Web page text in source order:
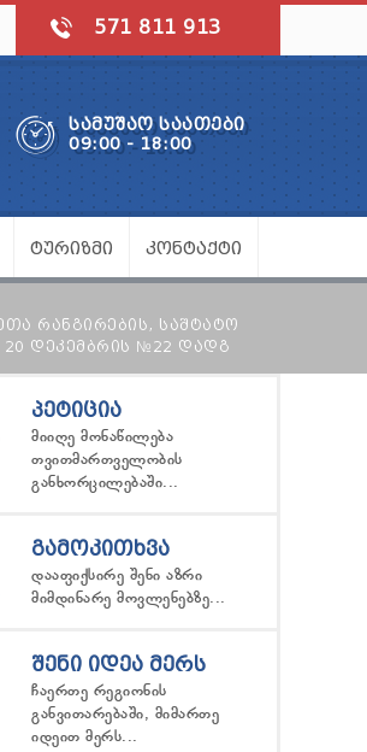
571 811 913
ᲡᲐᲛᲣᲨᲐᲝ ᲡᲐᲐᲗᲔᲑᲘ
09:00 - 18:00
ᲢᲣᲠᲘᲖᲛᲘ ᲙᲝᲜᲢᲐᲥᲢᲘ
ᲠᲐᲜᲒᲘᲠᲔᲑᲘᲡ, ᲡᲐᲨᲢᲐᲢᲝ
20 ᲓᲔᲙᲔᲛᲑᲠᲘᲡ №22 ᲓᲐᲓᲒ
ᲞᲔᲢᲘᲪᲘᲐ
მიიღე მონაწილება
თვითმართველობის
განხორცილებაში...
ᲒᲐᲛᲝᲙᲘᲗᲮᲕᲐ
დააფიქსირე შენი აზრი
მიმდინარე მოვლენებზე...
ᲨᲔᲜᲘ ᲘᲓᲔᲐ ᲛᲔᲠᲡ
ჩაერთე რეგიონის
განვითარებაში, მიმართე
იდეით მერს...